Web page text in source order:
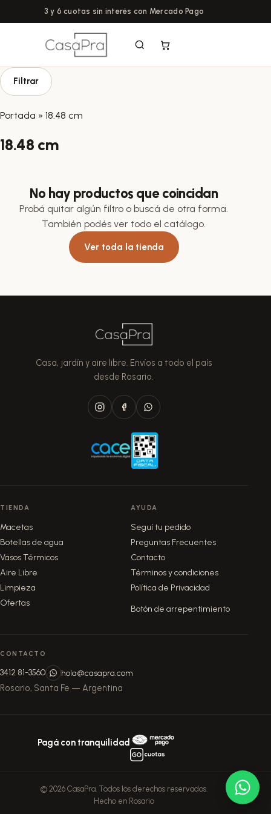
3 y 6 cuotas sin interés con Mercado Pago
Filtrar
Portada » 18.48 cm
18.48 cm
No hay productos que coincidan
Probá quitar algún filtro o buscá de otra forma.
También podés ver todo el catálogo.
Ver toda la tienda
Casa, jardín y aire libre. Envíos a todo el país
desde Rosario.
TIENDA
Macetas
Botellas de agua
Vasos Térmicos
Aire Libre
Limpieza
Ofertas
AYUDA
Seguí tu pedido
Preguntas Frecuentes
Contacto
Términos y condiciones
Política de Privacidad
Botón de arrepentimiento
CONTACTO
3412 81-3560 hola@casapra.com
Rosario, Santa Fe — Argentina
Pagá con tranquilidad
© 2026 CasaPra. Todos los derechos reservados.
Hecho en Rosario